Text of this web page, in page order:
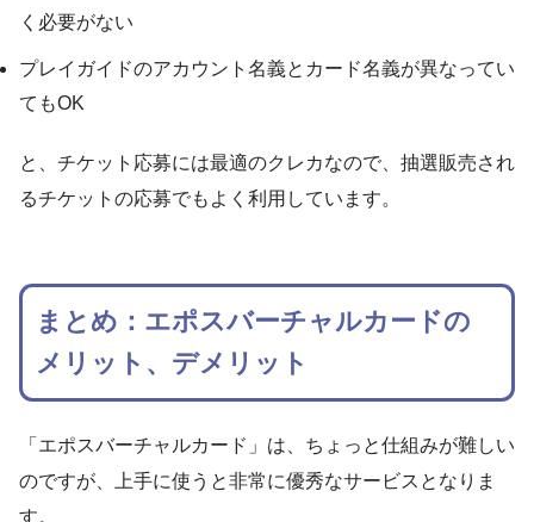
く必要がない
プレイガイドのアカウント名義とカード名義が異なってい
てもOK
と、チケット応募には最適のクレカなので、抽選販売され
るチケットの応募でもよく利用しています。
まとめ：エポスバーチャルカードの
メリット、デメリット
「エポスバーチャルカード」は、ちょっと仕組みが難しい
のですが、上手に使うと非常に優秀なサービスとなりま
す。